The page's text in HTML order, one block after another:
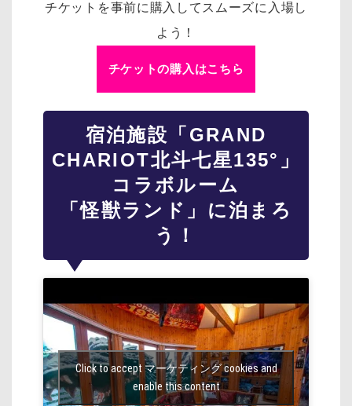
チケットを事前に購入してスムーズに入場し
よう！
チケットの購入はこちら
宿泊施設「GRAND
CHARIOT北斗七星135°」
コラボルーム
「怪獣ランド」に泊まろ
う！
Click to accept マーケティング cookies and
enable this content